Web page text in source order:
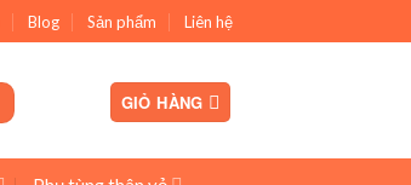
Blog Sản phẩm Liên hệ
GIỎ HÀNG